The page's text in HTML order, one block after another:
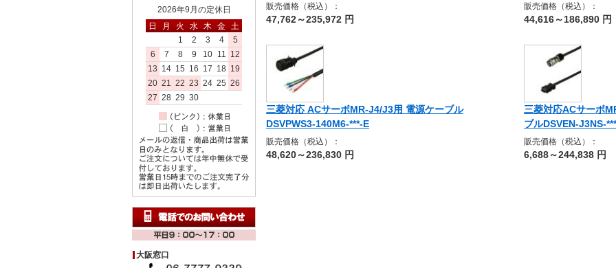
2026年9月の定休日
日
月 火 水 木 金 土
1
2 3 4
5
6
7 8 9 10 11 12
13 14 15 16 17 18 19
20 21 22 23 24 25 26
27 28 29 30
大阪窓口
販売価格（税込）：
47,762～235,972 円
販売価格（税込）：
44,616～186,890 円
三菱対応 ACサーボMR-J4/J3用 電源ケーブル
DSVPWS3-140M6-***-E
販売価格（税込）：
48,620～236,830 円
三菱対応ACサーボ
ブルDSVEN-J3NS-
販売価格（税込）：
6,688～244,838 円